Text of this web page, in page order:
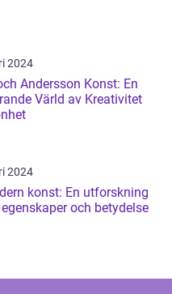
2024
Andersson Konst: En
Värld av Kreativitet
2024
konst: En utforskning
och betydelse